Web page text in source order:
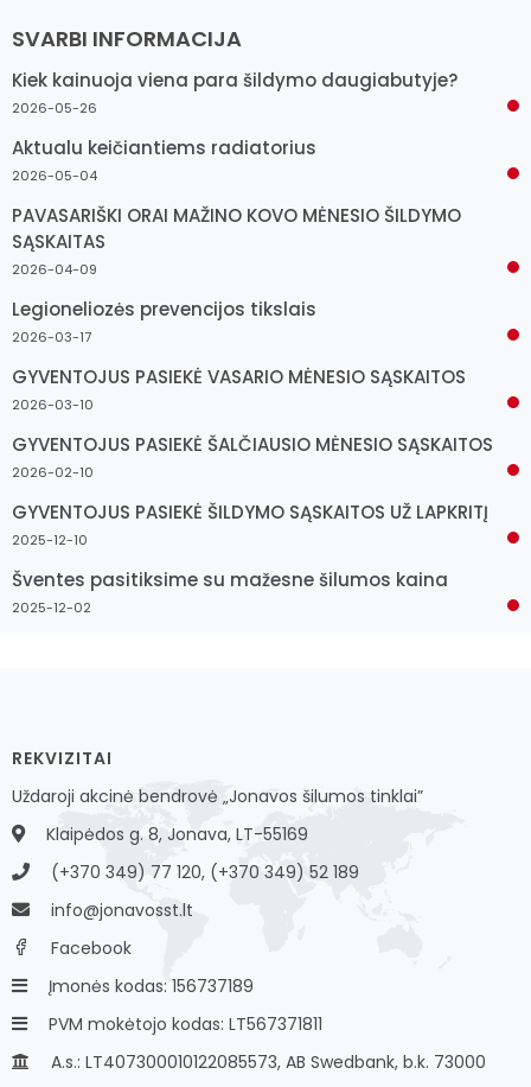
SVARBI INFORMACIJA
Kiek kainuoja viena para šildymo daugiabutyje?
2026-05-26
Aktualu keičiantiems radiatorius
2026-05-04
PAVASARIŠKI ORAI MAŽINO KOVO MĖNESIO ŠILDYMO
SĄSKAITAS
2026-04-09
Legioneliozės prevencijos tikslais
2026-03-17
GYVENTOJUS PASIEKĖ VASARIO MĖNESIO SĄSKAITOS
2026-03-10
GYVENTOJUS PASIEKĖ ŠALČIAUSIO MĖNESIO SĄSKAITOS
2026-02-10
GYVENTOJUS PASIEKĖ ŠILDYMO SĄSKAITOS UŽ LAPKRITĮ
2025-12-10
Šventes pasitiksime su mažesne šilumos kaina
2025-12-02
REKVIZITAI
Uždaroji akcinė bendrovė „Jonavos šilumos tinklai”
Klaipėdos g. 8, Jonava, LT-55169
(+370 349) 77 120, (+370 349) 52 189
info@jonavosst.lt
Facebook
Įmonės kodas: 156737189
PVM mokėtojo kodas: LT567371811
A.s.: LT407300010122085573, AB Swedbank, b.k. 73000